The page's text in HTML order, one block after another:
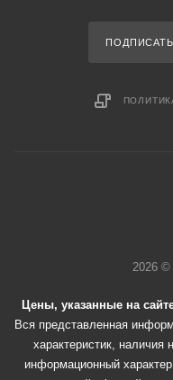
2026
Цены, указанные на
Вся представленная
характеристик, наличия
информационный